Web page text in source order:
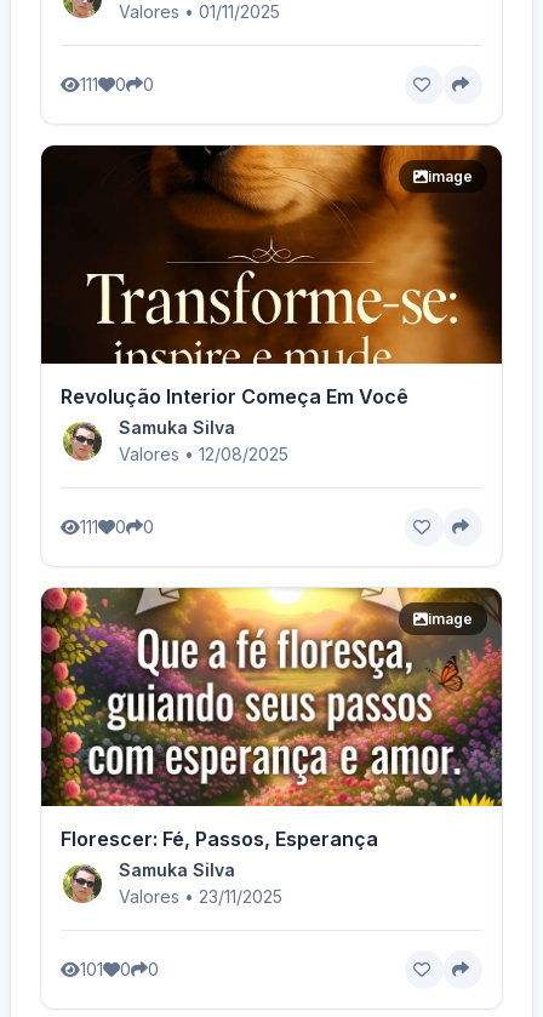
Valores • 01/11/2025
111 0 0
image
Revolução Interior Começa Em Você
Samuka Silva
Valores • 12/08/2025
111 0 0
image
Florescer: Fé, Passos, Esperança
Samuka Silva
Valores • 23/11/2025
101 0 0